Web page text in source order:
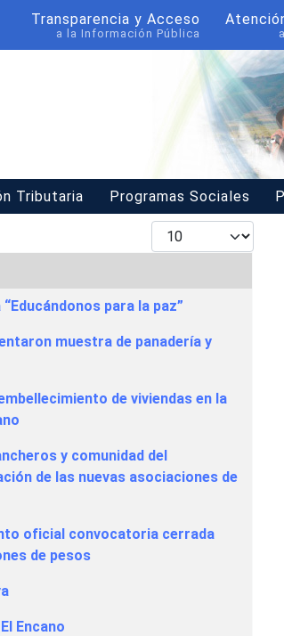
Transparencia y Acceso
a la Información Pública
Tributaria Programas Sociales
Mostrar #
para la paz”
muestra de panadería y
de viviendas en la
y comunidad del
de las nuevas asociaciones de
oficial convocatoria cerrada
de pesos
Encano